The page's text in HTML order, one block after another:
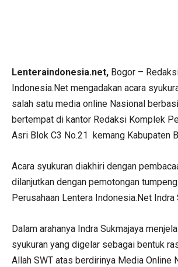
Lenteraindonesia.net, Bogor –
Indonesia.Net mengadakan acara
salah satu media online Nasional
bertempat di kantor Redaksi Komplek
Asri Blok C3 No.21 kemang Kabupaten
Acara syukuran diakhiri dengan
dilanjutkan dengan pemotongan
Perusahaan Lentera Indonesia.Net Indra
Dalam arahanya Indra Sukmajaya
syukuran yang digelar sebagai bentuk
Allah SWT atas berdirinya Media Online